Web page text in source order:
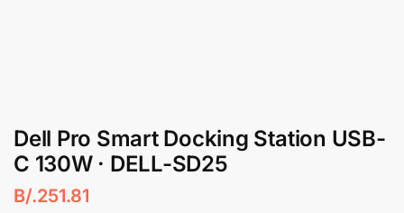
Dell Pro Smart Docking Station USB-
C 130W · DELL-SD25
B/.251.81